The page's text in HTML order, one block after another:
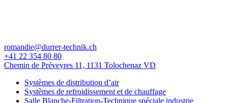
romandie@durrer-technik.ch
+41 22 354 80 80
Chemin de Préveyres 11, 1131 Tolochenaz VD
Systèmes de distribution d’air
Systèmes de refroidissement et de chauffage
Salle Blanche-Filtration-Technique spéciale industrie